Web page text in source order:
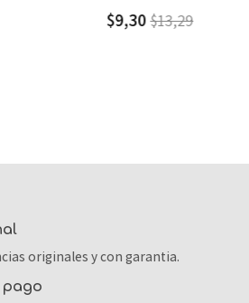
$9,30 $13,29
originales y con garantia.
pago